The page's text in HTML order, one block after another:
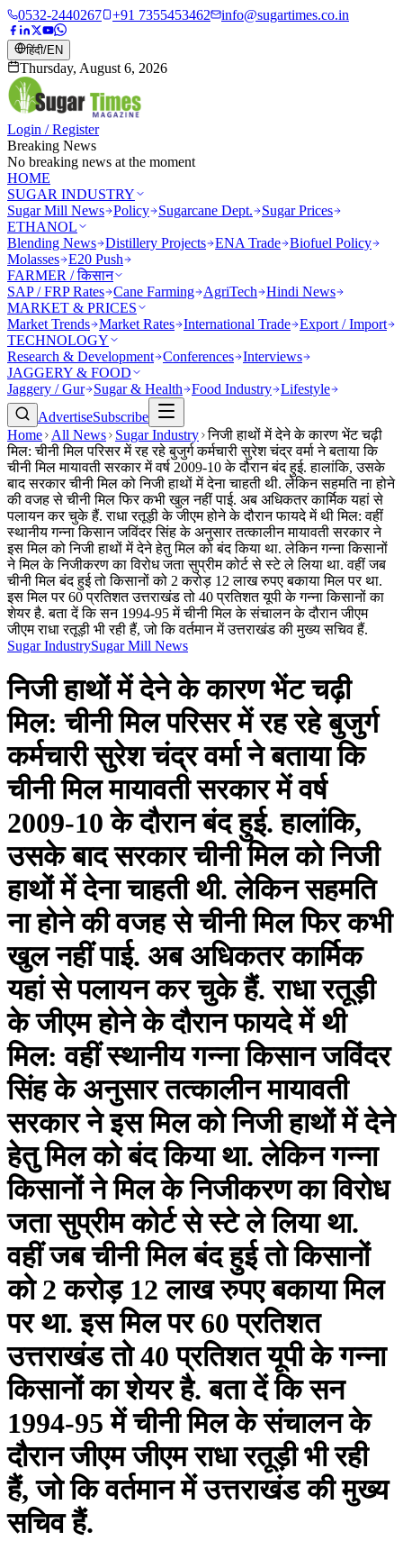
0532-2440267 +91 7355453462 info@sugartimes.co.in
हिंदी/EN
Thursday, August 6, 2026
Login / Register
Breaking News
No breaking news at the moment
HOME
SUGAR INDUSTRY
Sugar Mill News Policy Sugarcane Dept.
Sugar Prices
ETHANOL
Blending News Distillery Projects ENA Trade Biofuel Policy
Molasses E20 Push
FARMER / किसान
SAP / FRP Rates Cane Farming AgriTech
Hindi News
MARKET & PRICES
Market Trends Market Rates International Trade Export / Import
TECHNOLOGY
Research & Development Conferences Interviews
JAGGERY & FOOD
Jaggery / Gur
Sugar & Health Food Industry Lifestyle
AdvertiseSubscribe
Home
All News Sugar Industry निजी हाथों में देने के कारण भेंट चढ़ी
मिल: चीनी मिल परिसर में रह रहे बुजुर्ग कर्मचारी सुरेश चंद्र वर्मा ने बताया कि
चीनी मिल मायावती सरकार में वर्ष 2009-10 के दौरान बंद हुई. हालांकि, उसके
बाद सरकार चीनी मिल को निजी हाथों में देना चाहती थी. लेकिन सहमति ना होने
की वजह से चीनी मिल फिर कभी खुल नहीं पाई. अब अधिकतर कार्मिक यहां से
पलायन कर चुके हैं. राधा रतूड़ी के जीएम होने के दौरान फायदे में थी मिल: वहीं
स्थानीय गन्ना किसान जविंदर सिंह के अनुसार तत्कालीन मायावती सरकार ने
इस मिल को निजी हाथों में देने हेतु मिल को बंद किया था. लेकिन गन्ना किसानों
ने मिल के निजीकरण का विरोध जता सुप्रीम कोर्ट से स्टे ले लिया था. वहीं जब
चीनी मिल बंद हुई तो किसानों को 2 करोड़ 12 लाख रुपए बकाया मिल पर था.
इस मिल पर 60 प्रतिशत उत्तराखंड तो 40 प्रतिशत यूपी के गन्ना किसानों का
शेयर है. बता दें कि सन 1994-95 में चीनी मिल के संचालन के दौरान जीएम
जीएम राधा रतूड़ी भी रही हैं, जो कि वर्तमान में उत्तराखंड की मुख्य सचिव हैं.
Sugar IndustrySugar Mill News
निजी हाथों में देने के कारण भेंट चढ़ी
मिल: चीनी मिल परिसर में रह रहे बुजुर्ग
कर्मचारी सुरेश चंद्र वर्मा ने बताया कि
चीनी मिल मायावती सरकार में वर्ष
2009-10 के दौरान बंद हुई. हालांकि,
उसके बाद सरकार चीनी मिल को निजी
हाथों में देना चाहती थी. लेकिन सहमति
ना होने की वजह से चीनी मिल फिर कभी
खुल नहीं पाई. अब अधिकतर कार्मिक
यहां से पलायन कर चुके हैं. राधा रतूड़ी
के जीएम होने के दौरान फायदे में थी
मिल: वहीं स्थानीय गन्ना किसान जविंदर
सिंह के अनुसार तत्कालीन मायावती
सरकार ने इस मिल को निजी हाथों में देने
हेतु मिल को बंद किया था. लेकिन गन्ना
किसानों ने मिल के निजीकरण का विरोध
जता सुप्रीम कोर्ट से स्टे ले लिया था.
वहीं जब चीनी मिल बंद हुई तो किसानों
को 2 करोड़ 12 लाख रुपए बकाया मिल
पर था. इस मिल पर 60 प्रतिशत
उत्तराखंड तो 40 प्रतिशत यूपी के गन्ना
किसानों का शेयर है. बता दें कि सन
1994-95 में चीनी मिल के संचालन के
दौरान जीएम जीएम राधा रतूड़ी भी रही
हैं, जो कि वर्तमान में उत्तराखंड की मुख्य
सचिव हैं.